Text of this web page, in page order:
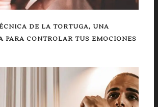
DE LA TORTUGA, UNA
PARA CONTROLAR TUS EMOCIONES